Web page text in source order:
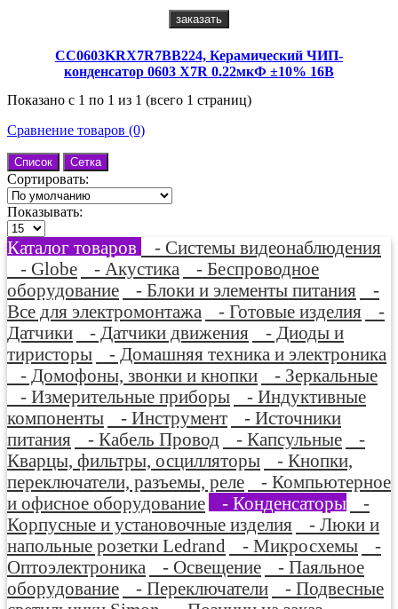
заказать
CC0603KRX7R7BB224, Керамический ЧИП-
конденсатор 0603 X7R 0.22мкФ ±10% 16В
Показано с 1 по 1 из 1 (всего 1 страниц)
Сравнение товаров (0)
Список Сетка
Сортировать:
Показывать:
Каталог товаров
- Системы видеонаблюдения
- Globe
- Акустика
- Беспроводное
оборудование
- Блоки и элементы питания
-
Все для электромонтажа
- Готовые изделия
-
Датчики
- Датчики движения
- Диоды и
тиристоры
- Домашняя техника и электроника
- Домофоны, звонки и кнопки
- Зеркальные
- Измерительные приборы
- Индуктивные
компоненты
- Инструмент
- Источники
питания
- Кабель Провод - Капсульные
-
Кварцы, фильтры, осцилляторы
- Кнопки,
переключатели, разъемы, реле
- Компьютерное
и офисное оборудование
- Конденсаторы
-
Корпусные и установочные изделия
- Люки и
напольные розетки Ledrand
- Микросхемы
-
Оптоэлектроника
- Освещение
- Паяльное
оборудование
- Переключатели
- Подвесные